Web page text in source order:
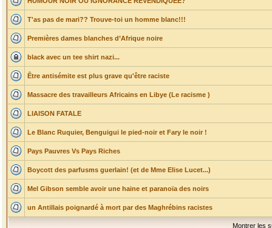
T'as pas de mari?? Trouve-toi un homme blanc!!!
Premières dames blanches d’Afrique noire
black avec un tee shirt nazi...
Être antisémite est plus grave qu'être raciste
Massacre des travailleurs Africains en Libye (Le racisme )
LIAISON FATALE
Le Blanc Ruquier, Benguigui le pied-noir et Fary le noir !
Pays Pauvres Vs Pays Riches
Boycott des parfusms guerlain! (et de Mme Elise Lucet...)
Mel Gibson semble avoir une haine et paranoïa des noirs
un Antillais poignardé à mort par des Maghrébins racistes
Montrer les